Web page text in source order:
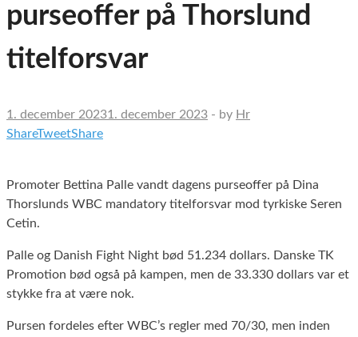
purseoffer på Thorslund
titelforsvar
1. december 20231. december 2023 - by Hr
ShareTweetShare
Promoter Bettina Palle vandt dagens purseoffer på Dina
Thorslunds WBC mandatory titelforsvar mod tyrkiske Seren
Cetin.
Palle og Danish Fight Night bød 51.234 dollars. Danske TK
Promotion bød også på kampen, men de 33.330 dollars var et
stykke fra at være nok.
Pursen fordeles efter WBC’s regler med 70/30, men inden